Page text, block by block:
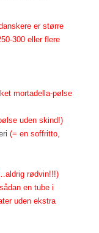
er større
300 eller flere
mortadella-pølse
uden skind!)
(= en soffritto,
rødvin!!!)
en tube i
uden ekstra